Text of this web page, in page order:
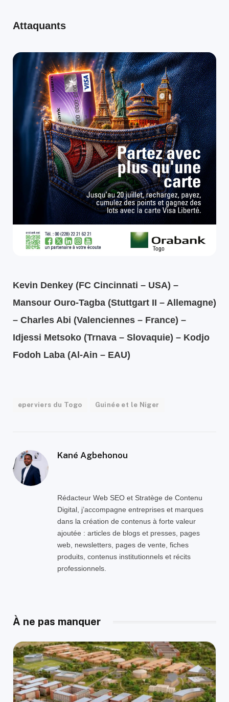
Attaquants
Kevin Denkey (FC Cincinnati – USA) –
Mansour Ouro-Tagba (Stuttgart II – Allemagne)
– Charles Abi (Valenciennes – France) –
Idjessi Metsoko (Trnava – Slovaquie) – Kodjo
Fodoh Laba (Al-Ain – EAU)
eperviers du Togo Guinée et le Niger
Kané Agbehonou
Rédacteur Web SEO et Stratège de Contenu
Digital, j’accompagne entreprises et marques
dans la création de contenus à forte valeur
ajoutée : articles de blogs et presses, pages
web, newsletters, pages de vente, fiches
produits, contenus institutionnels et récits
professionnels.
À ne pas manquer